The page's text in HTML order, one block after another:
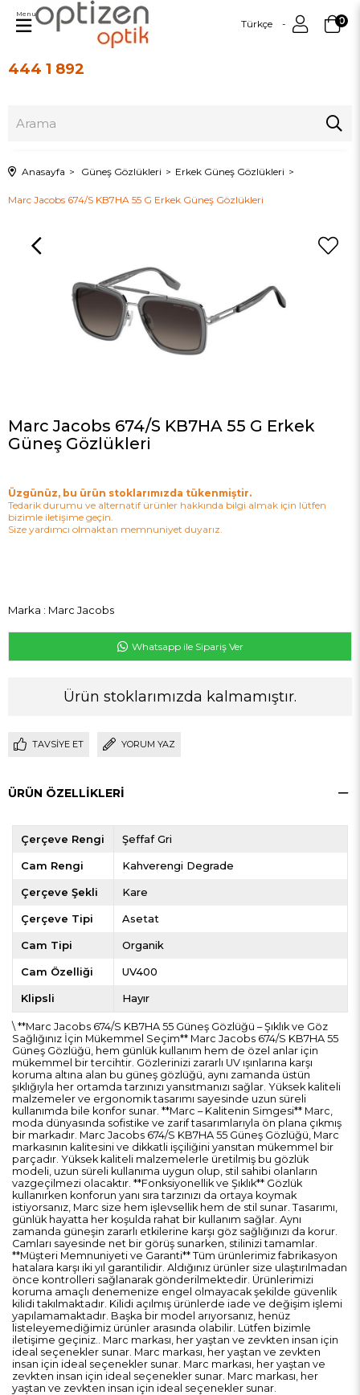
444 1 892
Türkçe 0
Menu
Anasayfa Güneş Gözlükleri Erkek Güneş Gözlükleri
Marc Jacobs 674/S KB7HA 55 G Erkek Güneş Gözlükleri
Marc Jacobs 674/S KB7HA 55 G Erkek
Güneş Gözlükleri
Üzgünüz, bu ürün stoklarımızda tükenmiştir.
Tedarik durumu ve alternatif ürünler hakkında bilgi almak için lütfen
bizimle iletişime geçin.
Size yardımcı olmaktan memnuniyet duyarız.
Marka : Marc Jacobs
Whatsapp ile Sipariş Ver
Ürün stoklarımızda kalmamıştır.
TAVSIYE ET YORUM YAZ
ÜRÜN ÖZELLIKLERI
Çerçeve Rengi Şeffaf Gri
Cam Rengi Kahverengi Degrade
Çerçeve Şekli Kare
Çerçeve Tipi Asetat
Cam Tipi Organik
Cam Özelliği UV400
Klipsli Hayır
\ **Marc Jacobs 674/S KB7HA 55 Güneş Gözlüğü – Şıklık ve Göz
Sağlığınız İçin Mükemmel Seçim** Marc Jacobs 674/S KB7HA 55
Güneş Gözlüğü, hem günlük kullanım hem de özel anlar için
mükemmel bir tercihtir. Gözlerinizi zararlı UV ışınlarına karşı
koruma altına alan bu güneş gözlüğü, aynı zamanda üstün
şıklığıyla her ortamda tarzınızı yansıtmanızı sağlar. Yüksek kaliteli
malzemeler ve ergonomik tasarımı sayesinde uzun süreli
kullanımda bile konfor sunar. **Marc – Kalitenin Simgesi** Marc,
moda dünyasında sofistike ve zarif tasarımlarıyla ön plana çıkmış
bir markadır. Marc Jacobs 674/S KB7HA 55 Güneş Gözlüğü, Marc
markasının kalitesini ve dikkatli işçiliğini yansıtan mükemmel bir
parçadır. Yüksek kaliteli malzemelerle üretilmiş bu gözlük
modeli, uzun süreli kullanıma uygun olup, stil sahibi olanların
vazgeçilmezi olacaktır. **Fonksiyonellik ve Şıklık** Gözlük
kullanırken konforun yanı sıra tarzınızı da ortaya koymak
istiyorsanız, Marc size hem işlevsellik hem de stil sunar. Tasarımı,
günlük hayatta her koşulda rahat bir kullanım sağlar. Aynı
zamanda güneşin zararlı etkilerine karşı göz sağlığınızı da korur.
Camları sayesinde net bir görüş sunarken, stilinizi tamamlar.
**Müşteri Memnuniyeti ve Garanti** Tüm ürünlerimiz fabrikasyon
hatalara karşı iki yıl garantilidir. Aldığınız ürünler size ulaştırılmadan
önce kontrolleri sağlanarak gönderilmektedir. Ürünlerimizi
koruma amaçlı denemenize engel olmayacak şekilde güvenlik
kilidi takılmaktadır. Kilidi açılmış ürünlerde iade ve değişim işlemi
yapılamamaktadır. Başka bir model arıyorsanız, henüz
listeleyemediğimiz ürünler arasında olabilir. Lütfen bizimle
iletişime geçiniz.. Marc markası, her yaştan ve zevkten insan için
ideal seçenekler sunar. Marc markası, her yaştan ve zevkten
insan için ideal seçenekler sunar. Marc markası, her yaştan ve
zevkten insan için ideal seçenekler sunar. Marc markası, her
yaştan ve zevkten insan için ideal seçenekler sunar.